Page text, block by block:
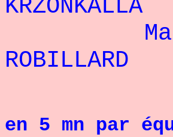
Mast
en 5 mn par